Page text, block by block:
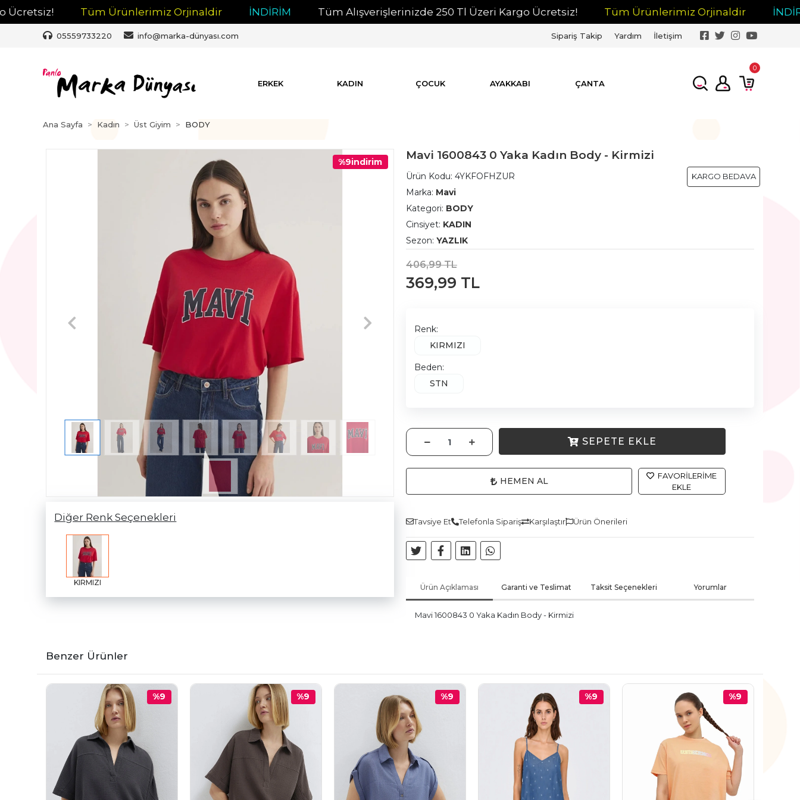
Tüm Ürünlerimiz Orjinaldir İNDİRİM Tüm Alışverişlerinizde 250 Tl Üzeri Kargo Ücretsiz! Tüm Ürünlerimiz Orjinaldir İNDİRİM
05559733220 info@marka-dünyası.com Sipariş Takip Yardım İletişim
ERKEK KADIN ÇOCUK AYAKKABI ÇANTA
0
Ana Sayfa Kadın Üst Giyim BODY
%9indirim
Diğer Renk Seçenekleri
KIRMIZI
Mavi 1600843 0 Yaka Kadın Body - Kirmizi
KARGO BEDAVA
Ürün Kodu: 4YKFOFHZUR
Marka: Mavi
Kategori: BODY
Cinsiyet: KADIN
Sezon: YAZLIK
406,99 TL
369,99 TL
Renk:
KIRMIZI
Beden:
STN
SEPETE EKLE
HEMEN AL
FAVORILERIME
EKLE
Tavsiye Et Telefonla Sipariş Karşılaştır Ürün Önerileri
Ürün Açıklaması Garanti ve Teslimat Taksit Seçenekleri Yorumlar
Mavi 1600843 0 Yaka Kadın Body - Kirmizi
Benzer Ürünler
%9 %9 %9 %9 %9